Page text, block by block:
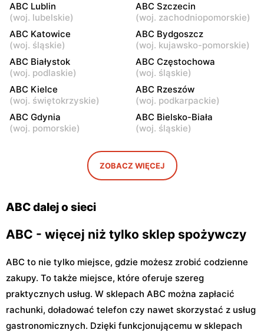
Warszawa, ul. Łochowska
39
Warszawa, ul. Pustola 23
ABC
Warszawa, ul. Staniewicka
24
ABC
Warszawa, ul. Ludwika
Kickiego 12
ABC
Warszawa, ul. Grenadierów
2
ABC
Warszawa, ul. Jana
Kochanowskiego 39
Warszawa, ul. Andrzeja
Warszawa, ul. Samarytanka
3
Warszawa, ul. Sulejkowska
43
ABC Lublin
(woj. lubelskie)
ABC Szczecin
(woj. zachodniopomorskie)
ABC Katowice
(woj. śląskie)
ABC Bydgoszcz
(woj. kujawsko-pomorskie)
ABC Białystok
(woj. podlaskie)
ABC Częstochowa
(woj. śląskie)
ABC Kielce
(woj. świętokrzyskie)
ABC Rzeszów
(woj. podkarpackie)
ABC Gdynia
(woj. pomorskie)
ABC Bielsko-Biała
(woj. śląskie)
ZOBACZ WIĘCEJ
ABC dalej o sieci
ABC - więcej niż tylko sklep spożywczy
ABC to nie tylko miejsce, gdzie możesz zrobić codzienne
zakupy. To także miejsce, które oferuje szereg
praktycznych usług. W sklepach ABC można zapłacić
rachunki, doładować telefon czy nawet skorzystać z usług
gastronomicznych. Dzięki funkcjonującemu w sklepach